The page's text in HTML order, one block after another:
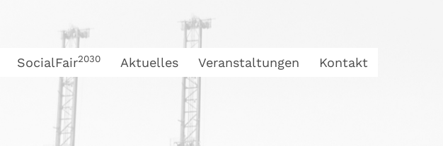
SocialFair2030 Aktuelles Veranstaltungen Kontakt